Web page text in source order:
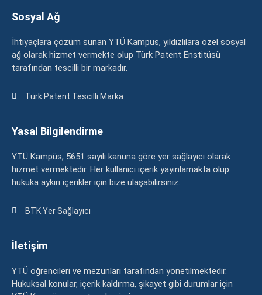
Sosyal Ağ
İhtiyaçlara çözüm sunan YTÜ Kampüs, yıldızlılara özel sosyal
ağ olarak hizmet vermekte olup Türk Patent Enstitüsü
tarafından tescilli bir markadır.
Türk Patent Tescilli Marka
Yasal Bilgilendirme
YTÜ Kampüs, 5651 sayılı kanuna göre yer sağlayıcı olarak
hizmet vermektedir. Her kullanıcı içerik yayınlamakta olup
hukuka aykırı içerikler için bize ulaşabilirsiniz.
BTK Yer Sağlayıcı
İletişim
YTÜ öğrencileri ve mezunları tarafından yönetilmektedir.
Hukuksal konular, içerik kaldırma, şikayet gibi durumlar için